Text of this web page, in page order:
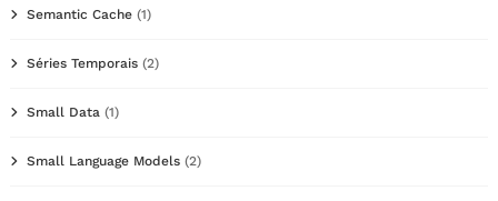
Semantic Cache (1)
Séries Temporais (2)
Small Data (1)
Small Language Models (2)